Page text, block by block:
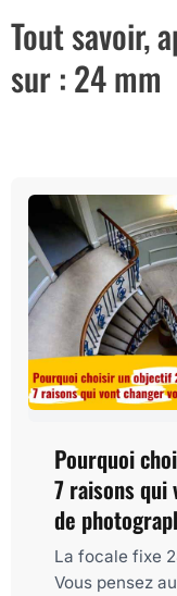
Tout savoir,
sur : 24 mm
Pourquoi
7 raisons qui
de
La focale fixe
Vous pensez